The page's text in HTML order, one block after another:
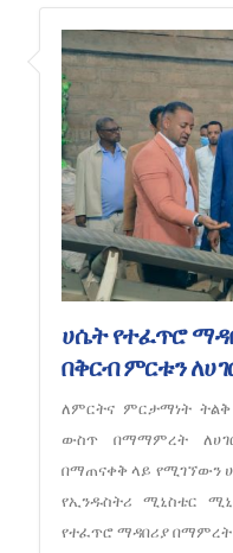
ሀሴት የተፈጥሮ
በቅርብ ምርቱን
ለምርትና ምርታማነት ትልቅ
ውስጥ በማማምረት
በማጠናቀቅ ላይ የሚገኘውን
የኢንዱስትሪ ሚኒስቴር
የተፈጥሮ ማዳበሪያ በማምረት